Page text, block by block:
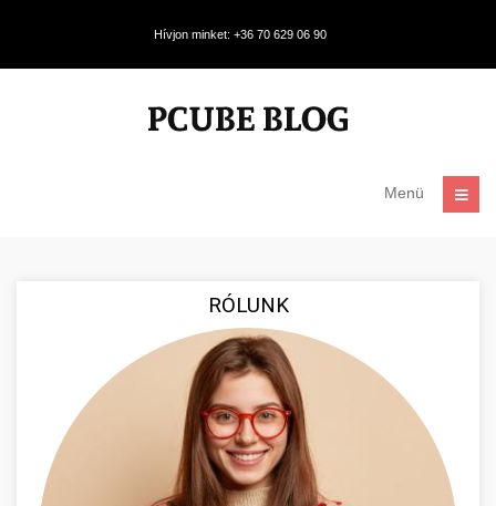
Hívjon minket: +36 70 629 06 90
Menü
RÓLUNK